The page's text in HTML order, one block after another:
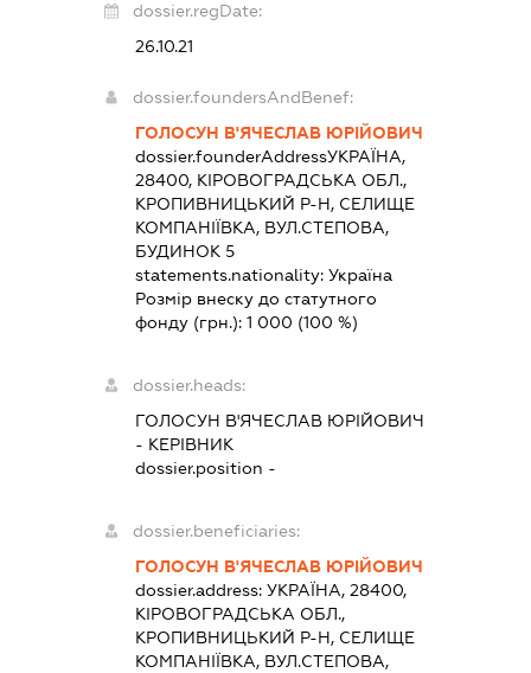
dossier.regDate:
26.10.21
dossier.foundersAndBenef:
ГОЛОСУН В'ЯЧЕСЛАВ ЮРІЙОВИЧ
dossier.founderAddressУКРАЇНА,
28400, КІРОВОГРАДСЬКА ОБЛ.,
КРОПИВНИЦЬКИЙ Р-Н, СЕЛИЩЕ
КОМПАНІЇВКА, ВУЛ.СТЕПОВА,
БУДИНОК 5
statements.nationality:Україна
Розмір внеску до статутного
фонду (грн.):1 000 (100 %)
dossier.heads:
ГОЛОСУН В'ЯЧЕСЛАВ ЮРІЙОВИЧ
- КЕРІВНИК
dossier.position -
dossier.beneficiaries:
ГОЛОСУН В'ЯЧЕСЛАВ ЮРІЙОВИЧ
dossier.address:УКРАЇНА, 28400,
КІРОВОГРАДСЬКА ОБЛ.,
КРОПИВНИЦЬКИЙ Р-Н, СЕЛИЩЕ
КОМПАНІЇВКА, ВУЛ.СТЕПОВА,